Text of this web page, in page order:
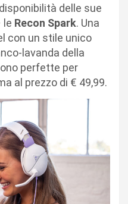
delle sue
le Recon Spark. Una
con un stile unico
lavanda della
perfette per
al prezzo di € 49,99.